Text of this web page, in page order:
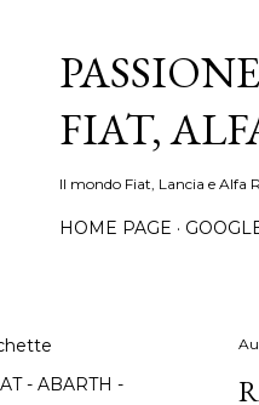
FIAT,
Il mondo Fiat, Lancia e
HOME PAGE
- ABARTH -